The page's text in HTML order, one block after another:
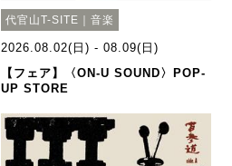
代官山T-SITE｜音楽
2026.08.02(日) - 08.09(日)
【フェア】〈ON-U SOUND〉POP-
UP STORE